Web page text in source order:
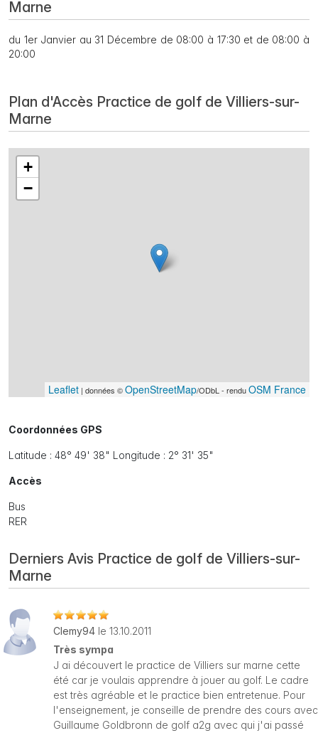
Marne
du 1er Janvier au 31 Décembre de 08:00 à 17:30 et de 08:00 à
20:00
Plan d'Accès Practice de golf de Villiers-sur-
Marne
+
−
Leaflet | données ©OpenStreetMap/ODbL - renduOSM France
Coordonnées GPS
Latitude : 48° 49' 38" Longitude : 2° 31' 35"
Accès
Bus
RER
Derniers Avis Practice de golf de Villiers-sur-
Marne
Clemy94 le 13.10.2011
Très sympa
J ai découvert le practice de Villiers sur marne cette
été car je voulais apprendre à jouer au golf. Le cadre
est très agréable et le practice bien entretenue. Pour
l'enseignement, je conseille de prendre des cours avec
Guillaume Goldbronn de golf a2g avec qui j'ai passé